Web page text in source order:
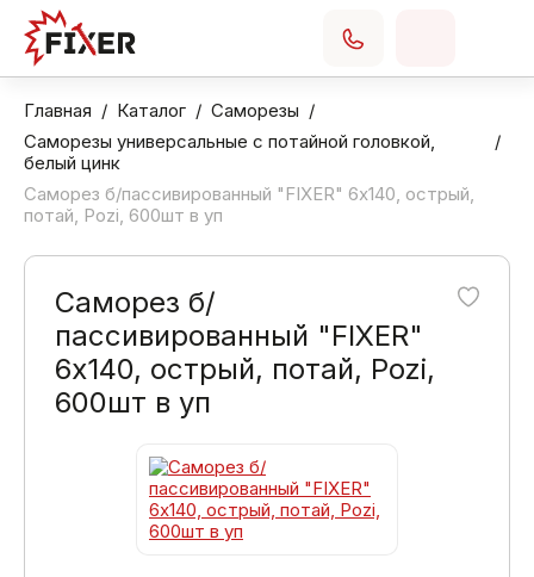
Главная Каталог
Саморезы
Саморезы универсальные с потайной головкой,
белый цинк
Саморез б/пассивированный "FIXER" 6х140, острый,
потай, Pozi, 600шт в уп
Саморез б/
пассивированный "FIXER"
6х140, острый, потай, Pozi,
600шт в уп